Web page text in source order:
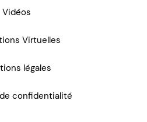
Vidéos
Virtuelles
légales
confidentialité